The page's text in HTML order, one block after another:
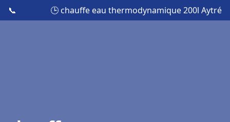
📞 🕒 chauffe eau thermodynamique 200l Aytré